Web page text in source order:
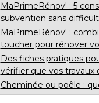
MaPrimeRénov' : 5
subvention sans
MaPrimeRénov' :
toucher pour rénover
Des fiches pratiques
vérifier que vos travaux
Cheminée ou poêle :